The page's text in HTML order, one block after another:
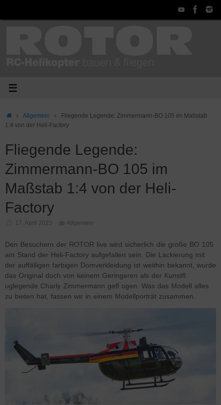
StartAllgemein
Fliegende Legende: Zimmermann-BO 105 im Maßstab
1:4 von der Heli-Factory
Fliegende Legende:
Zimmermann-BO 105 im
Maßstab 1:4 von der Heli-
Factory
17. April 2023 Allgemein
Den Besuchern der ROTOR live wird sicherlich die große BO 105
am Stand der Heli-Factory aufgefallen sein. Die Lackierung mit
der auffälligen farbigen Domverkleidung ist weithin bekannt, wurde
das Original doch von keinem Geringeren als der Kunstfl
uglegende Charly Zimmermann gefl ogen. Was das Modell alles
zu bieten hat, fassen wir in einem Modellporträt zusammen.